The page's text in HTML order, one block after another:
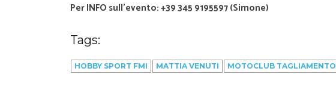
Per INFO sull’evento: +39 345 9195597 (Simone)
Tags:
HOBBY SPORT FMI MATTIA VENUTI MOTOCLUB TAGLIAMENTO